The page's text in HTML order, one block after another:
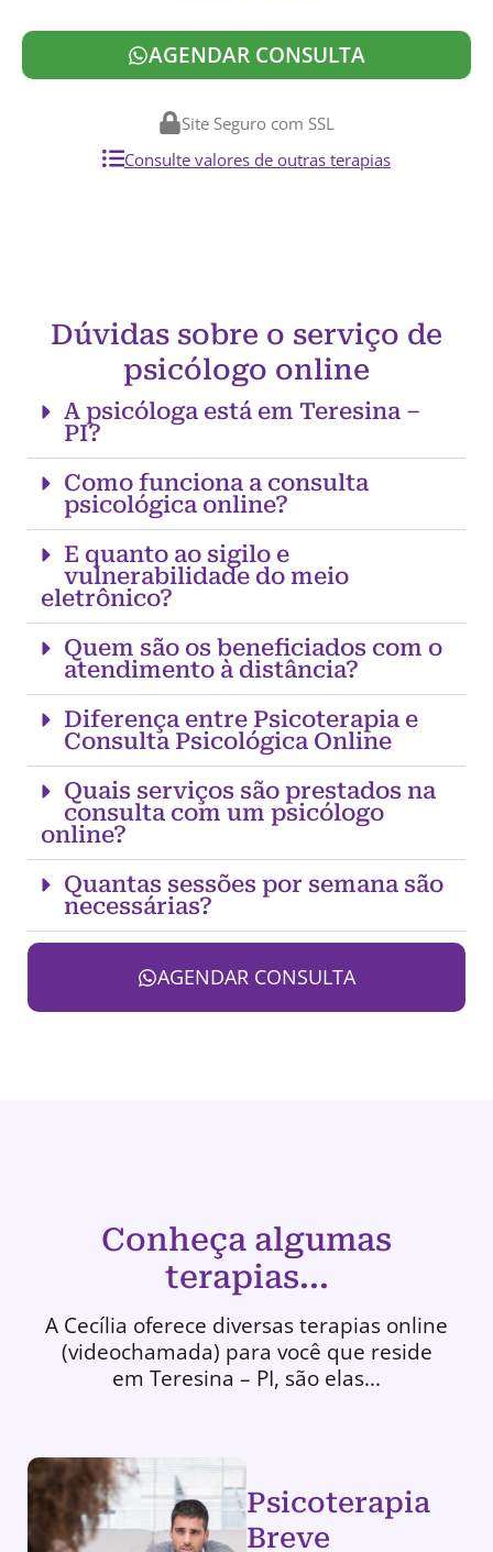
AGENDAR CONSULTA
Site Seguro com SSL
Consulte valores de outras terapias
Dúvidas sobre o serviço de
psicólogo online
A psicóloga está em Teresina –
PI?
Como funciona a consulta
psicológica online?
E quanto ao sigilo e
vulnerabilidade do meio
eletrônico?
Quem são os beneficiados com o
atendimento à distância?
Diferença entre Psicoterapia e
Consulta Psicológica Online
Quais serviços são prestados na
consulta com um psicólogo
online?
Quantas sessões por semana são
necessárias?
AGENDAR CONSULTA
Conheça algumas
terapias...
A Cecília oferece diversas terapias online
(videochamada) para você que reside
em Teresina – PI, são elas...
Psicoterapia
Breve